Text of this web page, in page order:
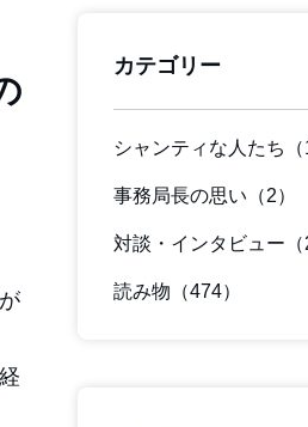
カテゴリー
シャンティな人たち（
事務局長の思い（2）
対談・インタビュー（
読み物（474）